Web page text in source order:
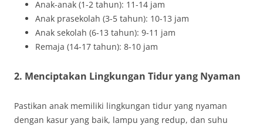
Anak-anak (1-2 tahun): 11-14 jam
Anak prasekolah (3-5 tahun): 10-13 jam
Anak sekolah (6-13 tahun): 9-11 jam
Remaja (14-17 tahun): 8-10 jam
2. Menciptakan Lingkungan Tidur yang Nyaman
Pastikan anak memiliki lingkungan tidur yang nyaman
dengan kasur yang baik, lampu yang redup, dan suhu